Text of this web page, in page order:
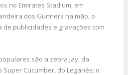
no Emirates Stadium, em
dos Gunners na mão, o
de publicidades e gravações com
são a zebra Jay, da
Cucumber, do Leganés; o